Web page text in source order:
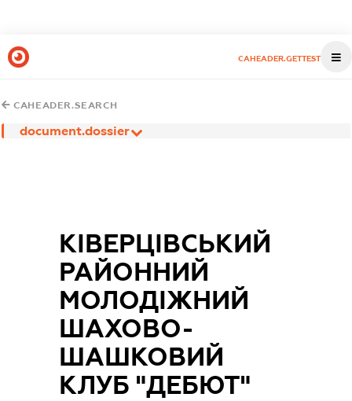
CAHEADER.GETTEST
CAHEADER.SEARCH
document.dossier
КІВЕРЦІВСЬКИЙ
РАЙОННИЙ
МОЛОДІЖНИЙ
ШАХОВО-
ШАШКОВИЙ
КЛУБ "ДЕБЮТ"